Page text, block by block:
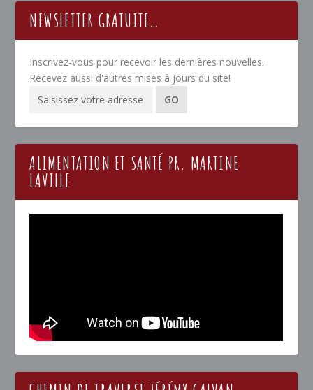
NEWSLETTER GRATUITE…
Inscrivez-vous pour recevoir les dernières nouvelles.
Recevez aussi d'autres mises à jours du site!
ALIMENTATION ET SANTÉ PR. MARTINE
LAVILLE